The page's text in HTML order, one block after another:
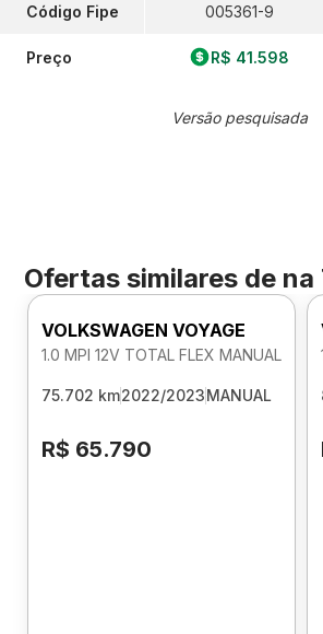
Código Fipe
Preço
005361-9
R$ 41.598
Versão pesquisada
Ofertas similares de na
VOLKSWAGEN VOYAGE
1.0 MPI 12V TOTAL FLEX MANUAL
75.702 km2022/2023MANUAL
R$ 65.790